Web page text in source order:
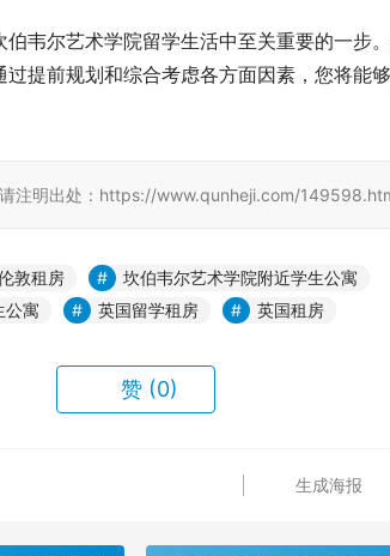
韦尔艺术学院留学生活中至关重要的一步
提前规划和综合考虑各方面因素，您将能
注明出处：https://www.qunheji.com/
敦租房
坎伯韦尔艺术学院附近学生公寓
公寓 英国留学租房 英国租房
赞 (0)
生成海报